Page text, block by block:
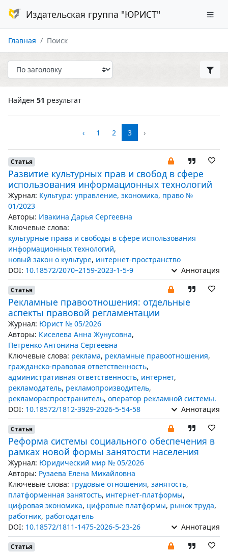
Издательская группа "ЮРИСТ"
Главная Поиск
Найден 51 результат
‹ 1 2 3 ›
Статья
Развитие культурных прав и свобод в сфере
использования информационных технологий
Журнал: Культура: управление, экономика, право №
01/2023
Авторы: Ивакина Дарья Сергеевна
Ключевые слова:
культурные права и свободы в сфере использования
информационных технологий,
новый закон о культуре, интернет-пространство
DOI: 10.18572/2070–2159-2023-1-5-9 Аннотация
Статья
Рекламные правоотношения: отдельные
аспекты правовой регламентации
Журнал: Юрист № 05/2026
Авторы: Киселева Анна Жунусовна,
Петренко Антонина Сергеевна
Ключевые слова: реклама, рекламные правоотношения,
гражданско-правовая ответственность,
административная ответственность, интернет,
рекламодатель, рекламопроизводитель,
рекламораспространитель, оператор рекламной системы.
DOI: 10.18572/1812-3929-2026-5-54-58 Аннотация
Статья
Реформа системы социального обеспечения в
рамках новой формы занятости населения
Журнал: Юридический мир № 05/2026
Авторы: Рузаева Елена Михайловна
Ключевые слова: трудовые отношения, занятость,
платформенная занятость, интернет-платформы,
цифровая экономика, цифровые платформы, рынок труда,
работник, работодатель
DOI: 10.18572/1811-1475-2026-5-23-26 Аннотация
Статья